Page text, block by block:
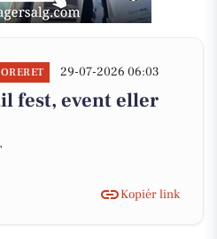
29-07-2026 06:03
fest, event eller
Kopiér link